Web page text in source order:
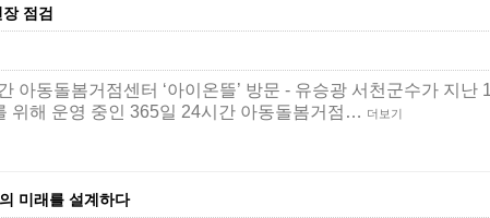
점검
아동돌봄거점센터 ‘아이온뜰’ 방문 - 유승광 서천군수가 지난
위해 운영 중인 365일 24시간 아동돌봄거점… 더보기
미래를 설계하다